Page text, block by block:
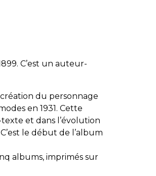
C’est un auteur-
du personnage
en 1931. Cette
et dans l’évolution
le début de l’album
albums, imprimés sur